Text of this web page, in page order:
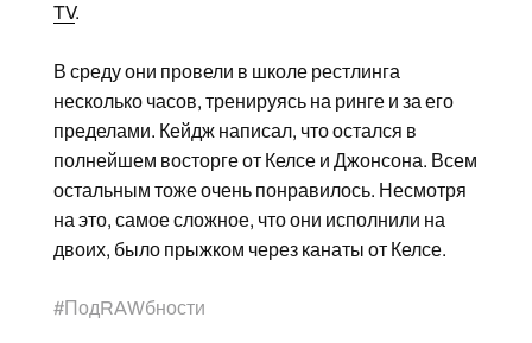
TV.
В среду они провели в школе рестлинга
несколько часов, тренируясь на ринге и за его
пределами. Кейдж написал, что остался в
полнейшем восторге от Келсе и Джонсона. Всем
остальным тоже очень понравилось. Несмотря
на это, самое сложное, что они исполнили на
двоих, было прыжком через канаты от Келсе.
#ПодRAWбности